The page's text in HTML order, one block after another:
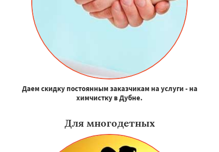
Даем скидку постоянным заказчикам на услуги - на
химчистку в Дубне.
Для многодетных